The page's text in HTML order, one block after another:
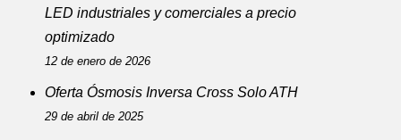
LED industriales y comerciales a precio
optimizado
12 de enero de 2026
Oferta Ósmosis Inversa Cross Solo ATH
29 de abril de 2025